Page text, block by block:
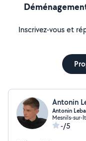
Inscrivez-vous et
Antonin
Antonin
Mesnils-sur-
-/5